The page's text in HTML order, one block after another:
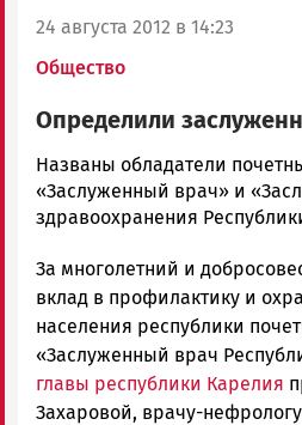
24 августа 2012 в 14:23
Общество
Определили
admintimur
Новости
Петрозаводска
Карелии
|
Петрозаводск
ГОВОРИТ
Названы обладатели
«Заслуженный врач» и
здравоохранения
За многолетний и
вклад в профилактику и
населения республики
«Заслуженный врач
главы республики Карелия
Захаровой, врачу-